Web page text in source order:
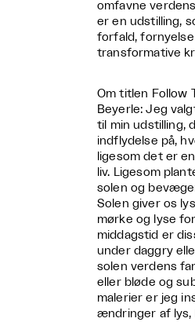
omfavne
er en udstilling,
forfald,
transformative
Om titlen Follow
Beyerle: Jeg
til min udstilling,
indflydelse på,
ligesom det er
liv. Ligesom
solen og
Solen giver os
mørke og lyse
middagstid er
under daggry
solen verdens
eller bløde og
malerier er jeg
ændringer af lys,